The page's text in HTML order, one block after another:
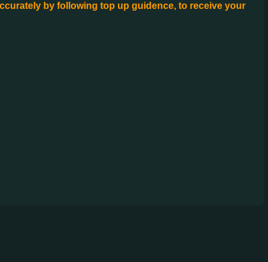
by following top up guidence, to receive your